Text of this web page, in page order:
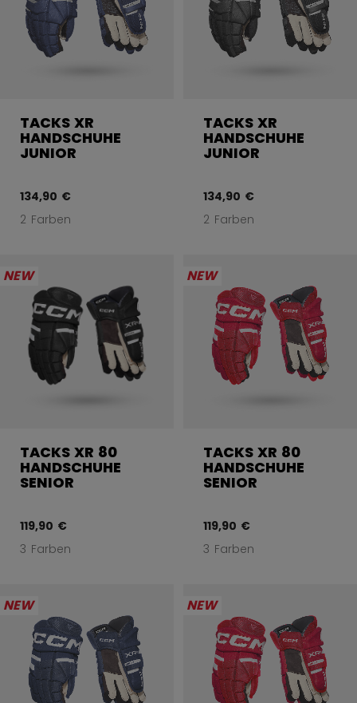
TACKS XR
HANDSCHUHE
JUNIOR
134,90 €
2 Farben
TACKS XR
HANDSCHUHE
JUNIOR
134,90 €
2 Farben
NEW
TACKS XR 80
HANDSCHUHE
SENIOR
119,90 €
3 Farben
NEW
TACKS XR 80
HANDSCHUHE
SENIOR
119,90 €
3 Farben
NEW NEW